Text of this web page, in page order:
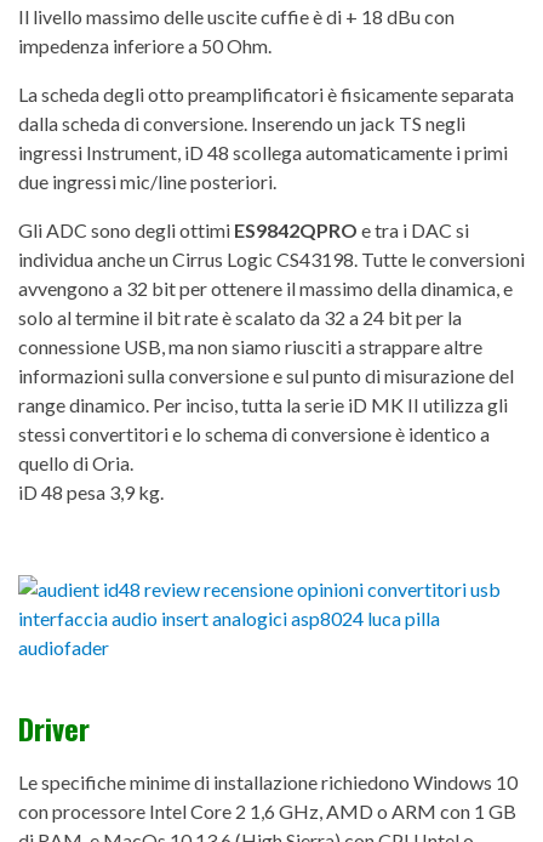
Il livello massimo delle uscite cuffie è di + 18 dBu con
impedenza inferiore a 50 Ohm.
La scheda degli otto preamplificatori è fisicamente separata
dalla scheda di conversione. Inserendo un jack TS negli
ingressi Instrument, iD 48 scollega automaticamente i primi
due ingressi mic/line posteriori.
Gli ADC sono degli ottimi ES9842QPRO e tra i DAC si
individua anche un Cirrus Logic CS43198. Tutte le conversioni
avvengono a 32 bit per ottenere il massimo della dinamica, e
solo al termine il bit rate è scalato da 32 a 24 bit per la
connessione USB, ma non siamo riusciti a strappare altre
informazioni sulla conversione e sul punto di misurazione del
range dinamico. Per inciso, tutta la serie iD MK II utilizza gli
stessi convertitori e lo schema di conversione è identico a
quello di Oria.
iD 48 pesa 3,9 kg.
Driver
Le specifiche minime di installazione richiedono Windows 10
con processore Intel Core 2 1,6 GHz, AMD o ARM con 1 GB